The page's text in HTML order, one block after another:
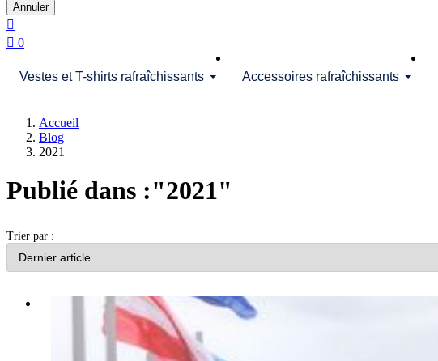
Annuler

 0
Vestes et T-shirts rafraîchissants Accessoires rafraîchissants
Accueil
Blog
2021
Publié dans :"2021"
Trier par :